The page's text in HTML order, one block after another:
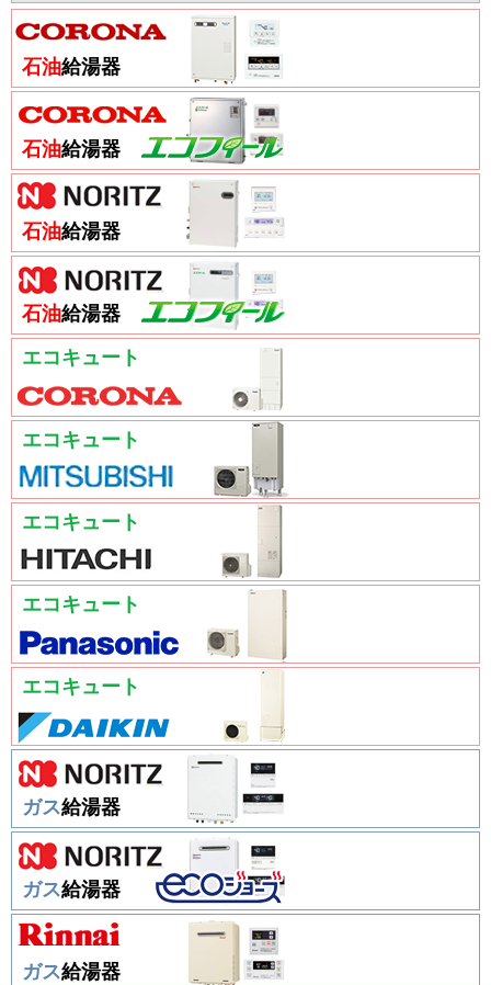
石油給湯器
石油給湯器
石油給湯器
石油給湯器
エコキュート
エコキュート
エコキュート
エコキュート
エコキュート
ガス給湯器
ガス給湯器
ガス給湯器